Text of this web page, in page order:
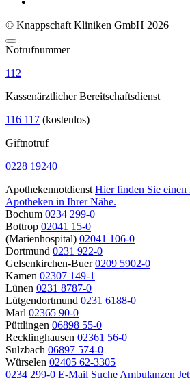
© Knappschaft Kliniken GmbH 2026
Notrufnummer
112
Kassenärztlicher Bereitschaftsdienst
116 117 (kostenlos)
Giftnotruf
0228 19240
Apothekennotdienst Hier finden Sie einen
Apotheken in Ihrer Nähe.
Bochum 0234 299-0
Bottrop 02041 15-0
(Marienhospital) 02041 106-0
Dortmund 0231 922-0
Gelsenkirchen-Buer 0209 5902-0
Kamen 02307 149-1
Lünen 0231 8787-0
Lütgendortmund 0231 6188-0
Marl 02365 90-0
Püttlingen 06898 55-0
Recklinghausen 02361 56-0
Sulzbach 06897 574-0
Würselen 02405 62-3305
0234 299-0 E-Mail Suche Ambulanzen